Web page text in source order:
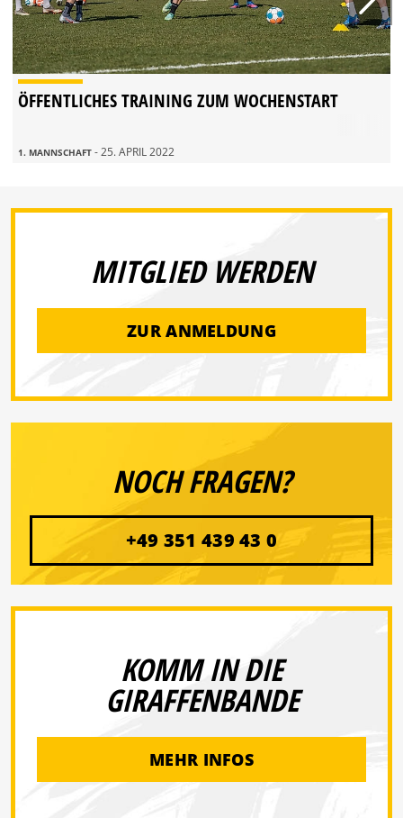
ÖFFENTLICHES TRAINING ZUM WOCHENSTART
1. MANNSCHAFT - 25. APRIL 2022
MITGLIED WERDEN
ZUR ANMELDUNG
NOCH FRAGEN?
+49 351 439 43 0
KOMM IN DIE
GIRAFFENBANDE
MEHR INFOS